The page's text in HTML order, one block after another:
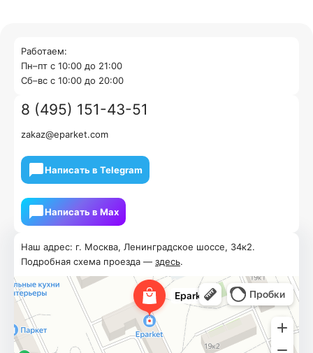
Наш адрес: г. Москва, Ленинградское шоссе, 34к2.
Подробная схема проезда — здесь.
Работаем:
Пн–пт с 10:00 до 21:00
Cб–вс с 10:00 до 20:00
8 (495) 151-43-51
zakaz@eparket.com
Написать в Telegram
Написать в Мах